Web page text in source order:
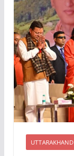
UTTARAKHAND